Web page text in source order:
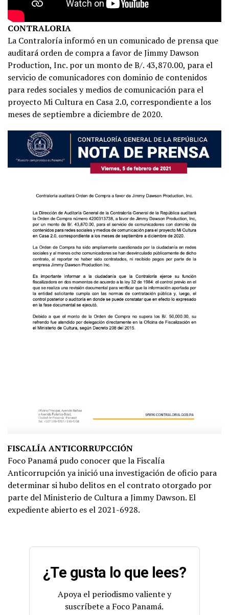
CONTRALORIA
La Contraloría informó en un comunicado de prensa que
auditará orden de compra a favor de Jimmy Dawson
Production, Inc. por un monto de B/. 43,870.00, para el
servicio de comunicadores con dominio de contenidos
para redes sociales y medios de comunicación para el
proyecto Mi Cultura en Casa 2.0, correspondiente a los
meses de septiembre a diciembre de 2020.
FISCALÍA ANTICORRUPCCIÓN
Foco Panamá pudo conocer que la Fiscalía
Anticorrupción ya inició una investigación de oficio para
determinar si hubo delitos en el contrato otorgado por
parte del Ministerio de Cultura a Jimmy Dawson. El
expediente abierto es el 2021-6928.
¿Te gusta lo que lees?
Apoya el periodismo valiente y
suscríbete a Foco Panamá.